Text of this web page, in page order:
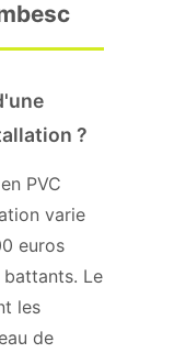
?
PVC
varie
euros
Le
les
de